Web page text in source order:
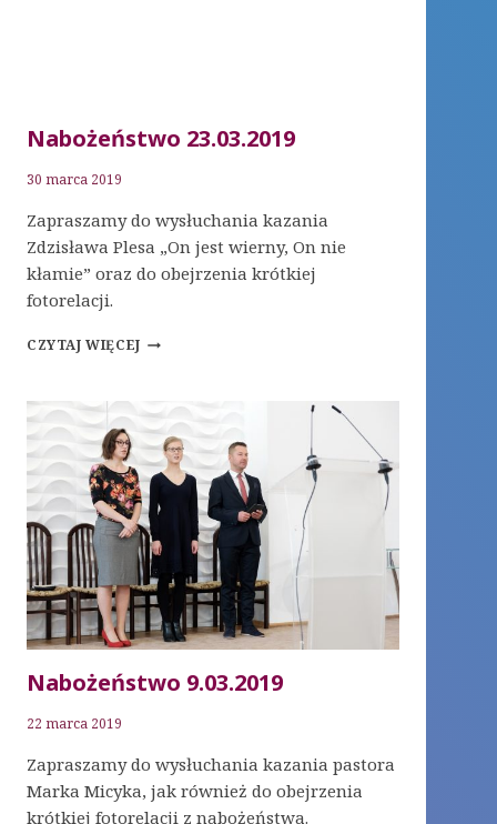
Nabożeństwo 23.03.2019
30 marca 2019
Zapraszamy do wysłuchania kazania
Zdzisława Plesa „On jest wierny, On nie
kłamie” oraz do obejrzenia krótkiej
fotorelacji.
CZYTAJ WIĘCEJNABOŻEŃSTWO
Nabożeństwo 9.03.2019
22 marca 2019
Zapraszamy do wysłuchania kazania pastora
Marka Micyka, jak również do obejrzenia
krótkiej fotorelacji z nabożeństwa.